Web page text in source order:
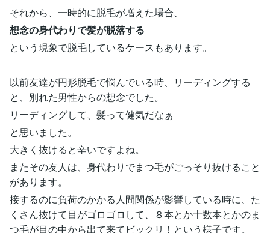
それから、一時的に脱毛が増えた場合、
想念の身代わりで髪が脱落する
という現象で脱毛しているケースもあります。
以前友達が円形脱毛で悩んでいる時、リーディングする
と、別れた男性からの想念でした。
リーディングして、髪って健気だなぁ
と思いました。
大きく抜けると辛いですよね。
またその友人は、身代わりでまつ毛がごっそり抜けること
があります。
接するのに負荷のかかる人間関係が影響している時に、た
くさん抜けて目がゴロゴロして、８本とか十数本とかのま
つ毛が目の中から出て来てビックリ！という様子です。